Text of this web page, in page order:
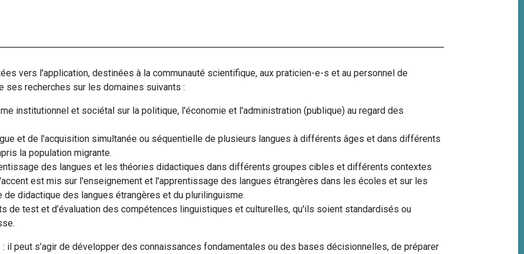
vers l'application, destinées à la communauté scientifique, aux praticien-e-s et au personnel de
ses recherches sur les domaines suivants :
institutionnel et sociétal sur la politique, l'économie et l'administration (publique) au regard des
et de l'acquisition simultanée ou séquentielle de plusieurs langues à différents âges et dans différents
la population migrante.
des langues et les théories didactiques dans différents groupes cibles et différents contextes
est mis sur l'enseignement et l'apprentissage des langues étrangères dans les écoles et sur les
didactique des langues étrangères et du plurilinguisme.
de test et d’évaluation des compétences linguistiques et culturelles, qu'ils soient standardisés ou
peut s’agir de développer des connaissances fondamentales ou des bases décisionnelles, de préparer